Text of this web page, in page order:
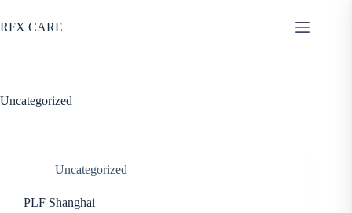
to
content
RFX CARE
Uncategorized
Uncategorized
PLF Shanghai